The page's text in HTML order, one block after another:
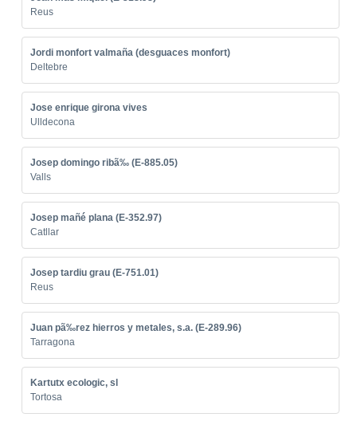
Reus
Jordi monfort valmaña (desguaces monfort)
Deltebre
Jose enrique girona vives
Ulldecona
Josep domingo ribã‰ (E-885.05)
Valls
Josep mañé plana (E-352.97)
Catllar
Josep tardiu grau (E-751.01)
Reus
Juan pã‰rez hierros y metales, s.a. (E-289.96)
Tarragona
Kartutx ecologic, sl
Tortosa